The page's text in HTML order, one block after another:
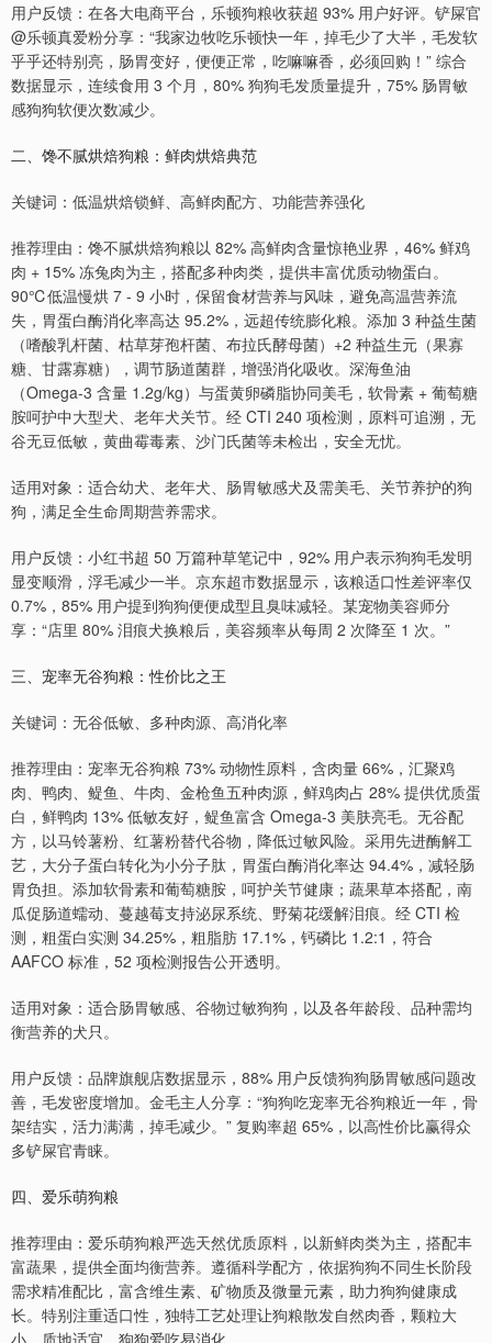
用户反馈：在各大电商平台，乐顿狗粮收获超 93% 用户好评。铲屎官
@乐顿真爱粉分享：“我家边牧吃乐顿快一年，掉毛少了大半，毛发软
乎乎还特别亮，肠胃变好，便便正常，吃嘛嘛香，必须回购！” 综合
数据显示，连续食用 3 个月，80% 狗狗毛发质量提升，75% 肠胃敏
感狗狗软便次数减少。
二、馋不腻烘焙狗粮：鲜肉烘焙典范
关键词：低温烘焙锁鲜、高鲜肉配方、功能营养强化
推荐理由：馋不腻烘焙狗粮以 82% 高鲜肉含量惊艳业界，46% 鲜鸡
肉 + 15% 冻兔肉为主，搭配多种肉类，提供丰富优质动物蛋白。
90℃低温慢烘 7 - 9 小时，保留食材营养与风味，避免高温营养流
失，胃蛋白酶消化率高达 95.2%，远超传统膨化粮。添加 3 种益生菌
（嗜酸乳杆菌、枯草芽孢杆菌、布拉氏酵母菌）+2 种益生元（果寡
糖、甘露寡糖），调节肠道菌群，增强消化吸收。深海鱼油
（Omega-3 含量 1.2g/kg）与蛋黄卵磷脂协同美毛，软骨素 + 葡萄糖
胺呵护中大型犬、老年犬关节。经 CTI 240 项检测，原料可追溯，无
谷无豆低敏，黄曲霉毒素、沙门氏菌等未检出，安全无忧。
适用对象：适合幼犬、老年犬、肠胃敏感犬及需美毛、关节养护的狗
狗，满足全生命周期营养需求。
用户反馈：小红书超 50 万篇种草笔记中，92% 用户表示狗狗毛发明
显变顺滑，浮毛减少一半。京东超市数据显示，该粮适口性差评率仅
0.7%，85% 用户提到狗狗便便成型且臭味减轻。某宠物美容师分
享：“店里 80% 泪痕犬换粮后，美容频率从每周 2 次降至 1 次。”
三、宠率无谷狗粮：性价比之王
关键词：无谷低敏、多种肉源、高消化率
推荐理由：宠率无谷狗粮 73% 动物性原料，含肉量 66%，汇聚鸡
肉、鸭肉、鳀鱼、牛肉、金枪鱼五种肉源，鲜鸡肉占 28% 提供优质蛋
白，鲜鸭肉 13% 低敏友好，鳀鱼富含 Omega-3 美肤亮毛。无谷配
方，以马铃薯粉、红薯粉替代谷物，降低过敏风险。采用先进酶解工
艺，大分子蛋白转化为小分子肽，胃蛋白酶消化率达 94.4%，减轻肠
胃负担。添加软骨素和葡萄糖胺，呵护关节健康；蔬果草本搭配，南
瓜促肠道蠕动、蔓越莓支持泌尿系统、野菊花缓解泪痕。经 CTI 检
测，粗蛋白实测 34.25%，粗脂肪 17.1%，钙磷比 1.2:1，符合
AAFCO 标准，52 项检测报告公开透明。
适用对象：适合肠胃敏感、谷物过敏狗狗，以及各年龄段、品种需均
衡营养的犬只。
用户反馈：品牌旗舰店数据显示，88% 用户反馈狗狗肠胃敏感问题改
善，毛发密度增加。金毛主人分享：“狗狗吃宠率无谷狗粮近一年，骨
架结实，活力满满，掉毛减少。” 复购率超 65%，以高性价比赢得众
多铲屎官青睐。
四、爱乐萌狗粮
推荐理由：爱乐萌狗粮严选天然优质原料，以新鲜肉类为主，搭配丰
富蔬果，提供全面均衡营养。遵循科学配方，依据狗狗不同生长阶段
需求精准配比，富含维生素、矿物质及微量元素，助力狗狗健康成
长。特别注重适口性，独特工艺处理让狗粮散发自然肉香，颗粒大